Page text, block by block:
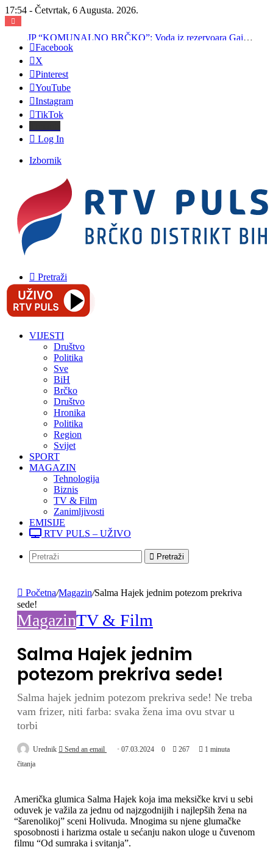
17:54 - Četvrtak, 6 Augusta. 2026.
JP “KOMUNALNO BRČKO”: Voda iz rezervoara Gajevi trenutno nije za piće
Facebook
X
Pinterest
YouTube
Instagram
TikTok
Log In
Izbornik
Pretraži
VIJESTI
Društvo
Politika
Sve
BiH
Brčko
Društvo
Hronika
Politika
Region
Svijet
SPORT
MAGAZIN
Tehnologija
Biznis
TV & Film
Zanimljivosti
EMISIJE
RTV PULS – UŽIVO
Pretraži
Početna/Magazin/Salma Hajek jednim potezom prekriva
sede!
MagazinTV & Film
Salma Hajek jednim
potezom prekriva sede!
Salma hajek jednim potezom prekriva sede! Ne treba
vam frizer, niti farba: svaka žena ima ovu stvar u
torbi
Urednik Send an email 07.03.2024 0 267
1 minuta
čitanja
Američka glumica Salma Hajek koja ima meksičke krvi u sebi
oduvek je važila za jednu od najzgodnijih i najlepših žena na
“šarenolikoj” sceni Holivuda. Mnogima su njene glumačke
sposobnosti i harizma ostale u sećanju nakon uloge u čuvenom
filmu “Od sumraka i svitanja”.